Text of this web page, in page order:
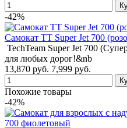
-42%
Самокат TT Super Jet 700
TechTeam Super Jet 700
для любых дорог!&nb
13,870 руб. 7,999 руб.
Похожие товары
-42%